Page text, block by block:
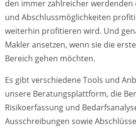
den immer zahlreicher
und Abschlussmöglichkeiten
weiterhin profitieren wird. Und
Makler ansetzen, wenn sie die
Bereich gehen möchten.
Es gibt verschiedene Tools und
unsere Beratungsplattform, die
Risikoerfassung und
Ausschreibungen sowie